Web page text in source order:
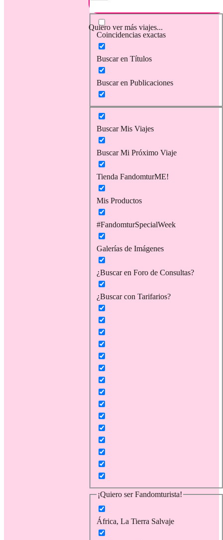
Quiero ver más viajes...
Coincidencias exactas
Buscar en Títulos
Buscar en Publicaciones
Buscar Mis Viajes
Buscar Mi Próximo Viaje
Tienda FandomturME!
Mis Productos
#FandomturSpecialWeek
Galerías de Imágenes
¿Buscar en Foro de Consultas?
¿Buscar con Tarifarios?
¡Quiero ser Fandomturista!
África, La Tierra Salvaje